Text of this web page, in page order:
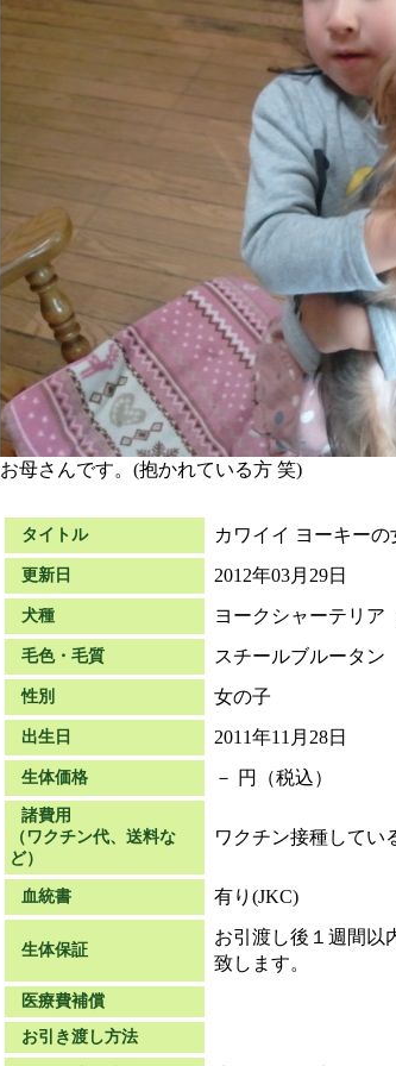
お母さんです。(抱かれている方 笑)
タイトル カワイイ ヨーキーの
更新日 2012年03月29日
犬種 ヨークシャーテリア
毛色・毛質 スチールブルータン
性別 女の子
出生日 2011年11月28日
生体価格 － 円（税込）
諸費用
（ワクチン代、送料な
ど）
ワクチン接種してい
血統書 有り(JKC)
生体保証
お引渡し後１週間以
致します。
医療費補償
お引き渡し方法